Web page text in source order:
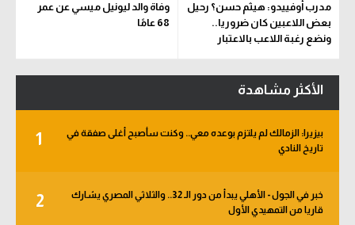
مدرب أوفييدو: هيثم حسن؟ رحيل
بعض اللاعبين كان ضروريا..
ونضع رغبة اللاعب بالاعتبار
وفاة والد ليونيل ميسي عن عمر
68 عامًا
الأكثر مشاهدة
1
بيزيرا: الزمالك لم يلتزم بوعده معي.. وكنت سأصبح أغلى صفقة في
تاريخ النادي
2
خبر في الجول - الأهلي يبدأ من دور الـ 32.. والثلاثي المصري يشارك
قاريا من التمهيدي الأول